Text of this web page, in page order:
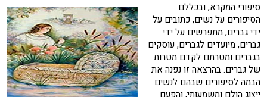
סיפורי המקרא, ובכללם
הסיפורים על נשים, כתובים על
ידי גברים, מתפרשים על ידי
גברים, מיועדים לגברים, עוסקים
בגברים ומטרתם לקדם מטרות
של גברים. בהרצאה זו נפנה את
הבמה לסיפורים שבהם לנשים